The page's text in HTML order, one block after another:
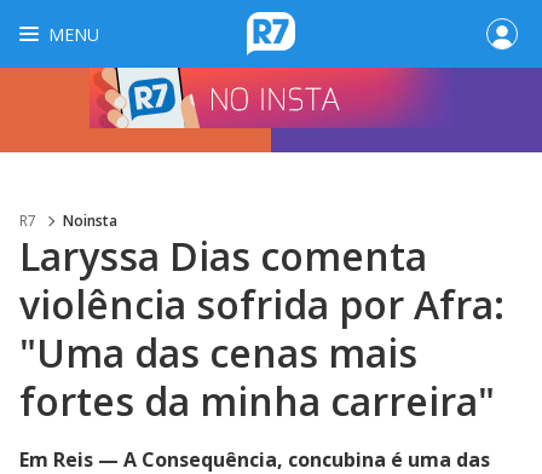
MENU
R7 Noinsta
Laryssa Dias comenta
violência sofrida por Afra:
"Uma das cenas mais
fortes da minha carreira"
Em Reis — A Consequência, concubina é uma das